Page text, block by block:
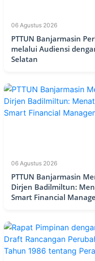
06 Agustus 2026
PTTUN Banjarmasin
melalui Audiensi
Selatan
06 Agustus 2026
PTTUN Banjarmasin
Dirjen Badilmiltun:
Smart Financial